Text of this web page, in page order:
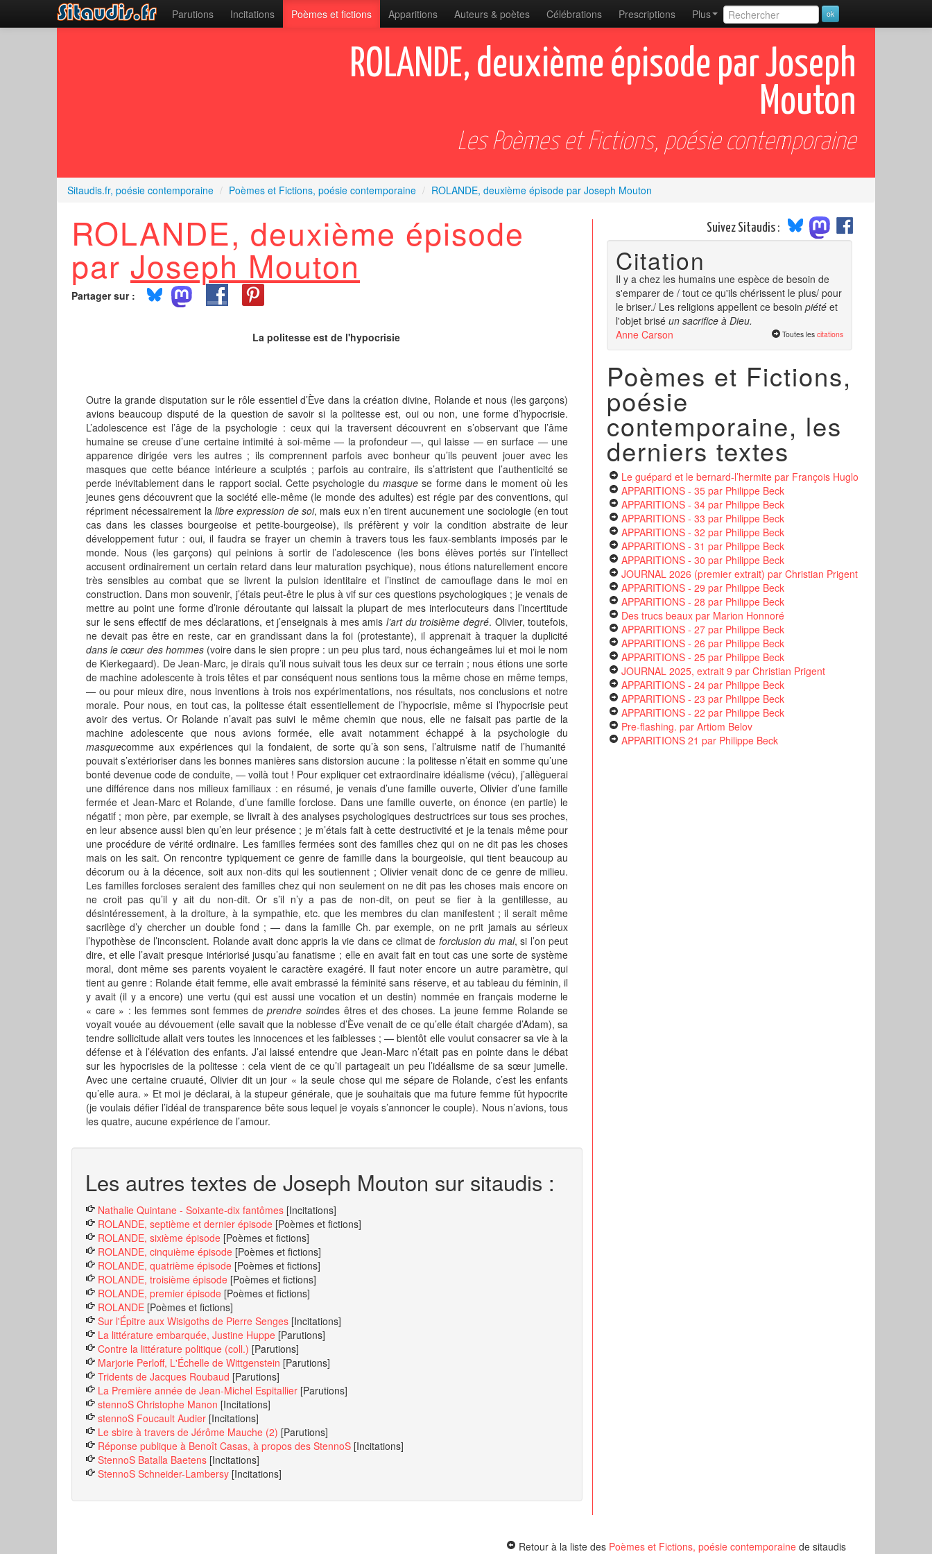
Parutions Incitations Poèmes et fictions Apparitions Auteurs & poètes Célébrations Prescriptions Plus
ROLANDE, deuxième épisode par Joseph
Mouton
Les Poèmes et Fictions, poésie contemporaine
Sitaudis.fr, poésie contemporaine / Poèmes et Fictions, poésie contemporaine / ROLANDE, deuxième épisode par Joseph Mouton
ROLANDE, deuxième épisode
par Joseph Mouton
Partager sur :
La politesse est de l'hypocrisie
Outre la grande disputation sur le rôle essentiel d’Ève dans la création divine, Rolande et nous (les garçons)
avions beaucoup disputé de la question de savoir si la politesse est, oui ou non, une forme d’hypocrisie.
L’adolescence est l’âge de la psychologie : ceux qui la traversent découvrent en s’observant que l’âme
humaine se creuse d’une certaine intimité à soi-même — la profondeur —, qui laisse — en surface — une
apparence dirigée vers les autres ; ils comprennent parfois avec bonheur qu’ils peuvent jouer avec les
masques que cette béance intérieure a sculptés ; parfois au contraire, ils s’attristent que l’authenticité se
perde inévitablement dans le rapport social. Cette psychologie dumasque se forme dans le moment où les
jeunes gens découvrent que la société elle-même (le monde des adultes) est régie par des conventions, qui
répriment nécessairement lalibre expression de soi, mais eux n’en tirent aucunement une sociologie (en tout
cas dans les classes bourgeoise et petite-bourgeoise), ils préfèrent y voir la condition abstraite de leur
développement futur : oui, il faudra se frayer un chemin à travers tous les faux-semblants imposés par le
monde. Nous (les garçons) qui peinions à sortir de l’adolescence (les bons élèves portés sur l’intellect
accusent ordinairement un certain retard dans leur maturation psychique), nous étions naturellement encore
très sensibles au combat que se livrent la pulsion identitaire et l’instinct de camouflage dans le moi en
construction. Dans mon souvenir, j’étais peut-être le plus à vif sur ces questions psychologiques ; je venais de
mettre au point une forme d’ironie déroutante qui laissait la plupart de mes interlocuteurs dans l’incertitude
sur le sens effectif de mes déclarations, et j’enseignais à mes amis l’art du troisième degré. Olivier, toutefois,
ne devait pas être en reste, car en grandissant dans la foi (protestante), il apprenait à traquer la duplicité
dans le cœur des hommes(voire dans le sien propre : un peu plus tard, nous échangeâmes lui et moi le nom
de Kierkegaard). De Jean-Marc, je dirais qu’il nous suivait tous les deux sur ce terrain ; nous étions une sorte
de machine adolescente à trois têtes et par conséquent nous sentions tous la même chose en même temps,
— ou pour mieux dire, nous inventions à trois nos expérimentations, nos résultats, nos conclusions et notre
morale. Pour nous, en tout cas, la politesse était essentiellement de l’hypocrisie, même si l’hypocrisie peut
avoir des vertus. Or Rolande n’avait pas suivi le même chemin que nous, elle ne faisait pas partie de la
machine adolescente que nous avions formée, elle avait notamment échappé à la psychologie du
masquecomme aux expériences qui la fondaient, de sorte qu’à son sens, l’altruisme natif de l’humanité
pouvait s’extérioriser dans les bonnes manières sans distorsion aucune : la politesse n’était en somme qu’une
bonté devenue code de conduite, — voilà tout ! Pour expliquer cet extraordinaire idéalisme (vécu), j’allèguerai
une différence dans nos milieux familiaux : en résumé, je venais d’une famille ouverte, Olivier d’une famille
fermée et Jean-Marc et Rolande, d’une famille forclose. Dans une famille ouverte, on énonce (en partie) le
négatif ; mon père, par exemple, se livrait à des analyses psychologiques destructrices sur tous ses proches,
en leur absence aussi bien qu’en leur présence ; je m’étais fait à cette destructivité et je la tenais même pour
une procédure de vérité ordinaire. Les familles fermées sont des familles chez qui on ne dit pas les choses
mais on les sait. On rencontre typiquement ce genre de famille dans la bourgeoisie, qui tient beaucoup au
décorum ou à la décence, soit aux non-dits qui les soutiennent ; Olivier venait donc de ce genre de milieu.
Les familles forcloses seraient des familles chez qui non seulement on ne dit pas les choses mais encore on
ne croit pas qu’il y ait du non-dit. Or s’il n’y a pas de non-dit, on peut se fier à la gentillesse, au
désintéressement, à la droiture, à la sympathie, etc. que les membres du clan manifestent ; il serait même
sacrilège d’y chercher un double fond ; — dans la famille Ch. par exemple, on ne prit jamais au sérieux
l’hypothèse de l’inconscient. Rolande avait donc appris la vie dans ce climat de forclusion du mal, si l’on peut
dire, et elle l’avait presque intériorisé jusqu’au fanatisme ; elle en avait fait en tout cas une sorte de système
moral, dont même ses parents voyaient le caractère exagéré. Il faut noter encore un autre paramètre, qui
tient au genre : Rolande était femme, elle avait embrassé la féminité sans réserve, et au tableau du féminin, il
y avait (il y a encore) une vertu (qui est aussi une vocation et un destin) nommée en français moderne le
« care » : les femmes sont femmes deprendre soindes êtres et des choses. La jeune femme Rolande se
voyait vouée au dévouement (elle savait que la noblesse d’Ève venait de ce qu’elle était chargée d’Adam), sa
tendre sollicitude allait vers toutes les innocences et les faiblesses ; — bientôt elle voulut consacrer sa vie à la
défense et à l’élévation des enfants. J’ai laissé entendre que Jean-Marc n’était pas en pointe dans le débat
sur les hypocrisies de la politesse : cela vient de ce qu’il partageait un peu l’idéalisme de sa sœur jumelle.
Avec une certaine cruauté, Olivier dit un jour « la seule chose qui me sépare de Rolande, c’est les enfants
qu’elle aura. » Et moi je déclarai, à la stupeur générale, que je souhaitais que ma future femme fût hypocrite
(je voulais défier l’idéal de transparence bête sous lequel je voyais s’annoncer le couple). Nous n’avions, tous
les quatre, aucune expérience de l’amour.
Les autres textes de Joseph Mouton sur sitaudis :
Nathalie Quintane - Soixante-dix fantômes [Incitations]
ROLANDE, septième et dernier épisode [Poèmes et fictions]
ROLANDE, sixième épisode [Poèmes et fictions]
ROLANDE, cinquième épisode [Poèmes et fictions]
ROLANDE, quatrième épisode [Poèmes et fictions]
ROLANDE, troisième épisode [Poèmes et fictions]
ROLANDE, premier épisode [Poèmes et fictions]
ROLANDE [Poèmes et fictions]
Sur l'Épitre aux Wisigoths de Pierre Senges [Incitations]
La littérature embarquée, Justine Huppe [Parutions]
Contre la littérature politique (coll.) [Parutions]
Marjorie Perloff, L'Échelle de Wittgenstein [Parutions]
Tridents de Jacques Roubaud [Parutions]
La Première année de Jean-Michel Espitallier [Parutions]
stennoS Christophe Manon [Incitations]
stennoS Foucault Audier [Incitations]
Le sbire à travers de Jérôme Mauche (2) [Parutions]
Réponse publique à Benoît Casas, à propos des StennoS [Incitations]
StennoS Batalla Baetens [Incitations]
StennoS Schneider-Lambersy [Incitations]
Suivez Sitaudis :
Citation
Il y a chez les humains une espèce de besoin de
s'emparer de / tout ce qu'ils chérissent le plus/ pour
le briser./ Les religions appellent ce besoin piétéet
l'objet brisé un sacrifice à Dieu.
Anne Carson
Toutes les citations
Poèmes et Fictions,
poésie
contemporaine, les
derniers textes
Le guépard et le bernard-l’hermitepar François Huglo
APPARITIONS - 35par Philippe Beck
APPARITIONS - 34par Philippe Beck
APPARITIONS - 33 par Philippe Beck
APPARITIONS - 32 par Philippe Beck
APPARITIONS - 31 par Philippe Beck
APPARITIONS - 30 par Philippe Beck
JOURNAL 2026 (premier extrait) par Christian Prigent
APPARITIONS - 29 par Philippe Beck
APPARITIONS - 28 par Philippe Beck
Des trucs beauxpar Marion Honnoré
APPARITIONS - 27par Philippe Beck
APPARITIONS - 26 par Philippe Beck
APPARITIONS - 25par Philippe Beck
JOURNAL 2025, extrait 9 par Christian Prigent
APPARITIONS - 24par Philippe Beck
APPARITIONS - 23 par Philippe Beck
APPARITIONS - 22 par Philippe Beck
Pre-flashing. par Artiom Belov
APPARITIONS 21 par Philippe Beck
Retour à la liste des Poèmes et Fictions, poésie contemporaine de sitaudis